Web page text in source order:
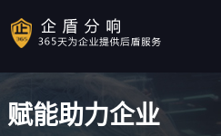
赋能助力企业